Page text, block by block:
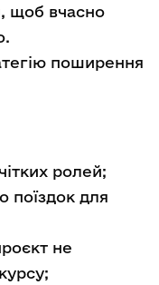
щоб вчасно
поширення
ролей;
поїздок для
не